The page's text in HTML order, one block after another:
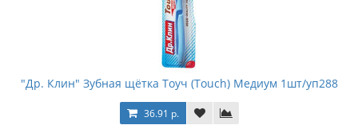
"Др. Клин" Зубная щётка Тоуч (Touch) Медиум 1шт/уп288
36.91 р.